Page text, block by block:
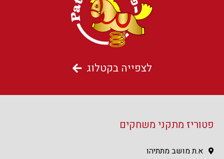
לצפייה בקטלוג
פטוריז מתקני משחקים
א.ת מושב מתתיהו